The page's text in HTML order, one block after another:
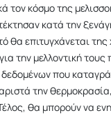
τον κόσμο της
κατά την
θα επιτυγχάνεται
την μελλοντική τους
που
την
θα μπορούν να